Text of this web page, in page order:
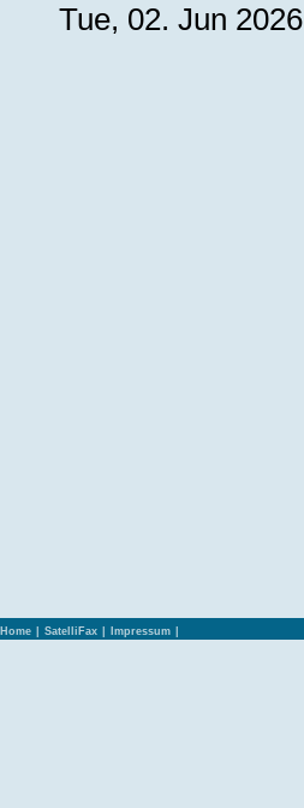
Tue, 02. Jun 2026
Home SatelliFax Impressum